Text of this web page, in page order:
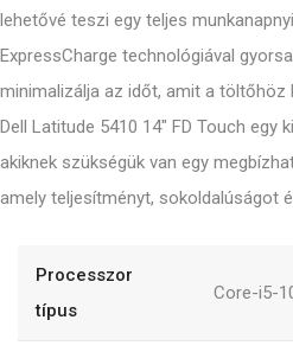
lehetővé teszi egy teljes
ExpressCharge technológiával
minimalizálja az időt, amit a töltőhöz
Dell Latitude 5410 14" FD Touch egy
akiknek szükségük van egy
amely teljesítményt, sokoldalúságot
Processzor
típus
Core-i5-